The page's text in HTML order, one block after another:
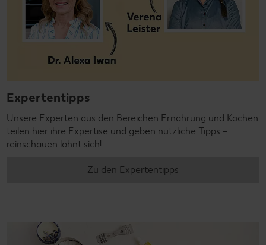
Expertentipps
Unsere Experten aus den Bereichen Ernährung und Kochen
teilen hier ihre Expertise und geben nützliche Tipps –
reinschauen lohnt sich!
Zu den Expertentipps